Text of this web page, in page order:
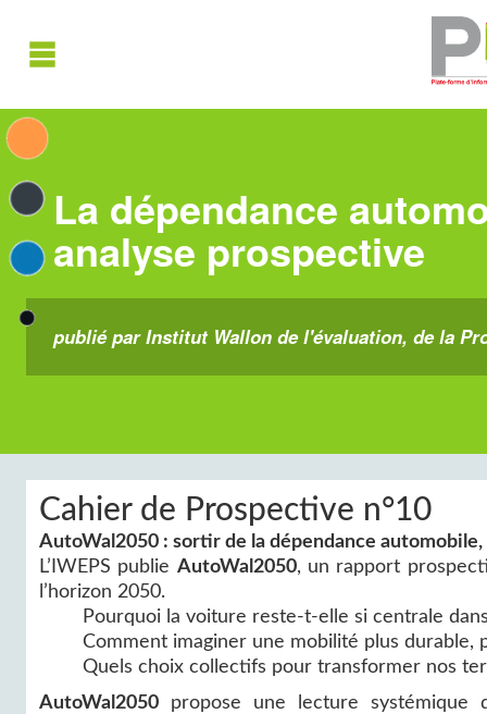
La dépendance
analyse prospective
publié par Institut Wallon de l'évaluation, de la
Cahier de Prospective n°10
AutoWal2050 : sortir de la dépendance
L’IWEPS publie AutoWal2050, un rapport
l’horizon 2050.
Pourquoi la voiture reste-t-elle si centrale
Comment imaginer une mobilité plus durable,
Quels choix collectifs pour transformer nos
AutoWal2050 propose une lecture